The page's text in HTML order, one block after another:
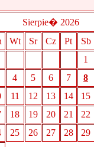
Sierpie� 2026
Wt Sr Cz Pt Sb
1
4
5 6 7 8
11 12 13 14 15
18 19 20 21 22
25 26 27 28 29